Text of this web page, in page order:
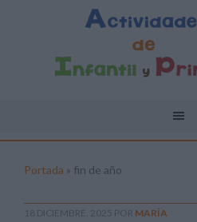
Portada » fin de año
18 DICIEMBRE, 2025 POR MARÍA